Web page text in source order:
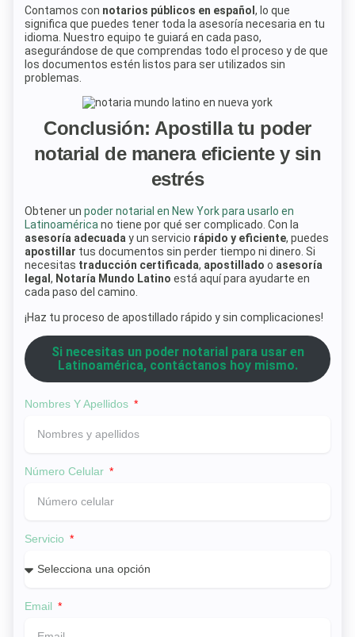
Contamos con notarios públicos en español , lo que
significa que puedes tener toda la asesoría necesaria en tu
idioma. Nuestro equipo te guiará en cada paso,
asegurándose de que comprendas todo el proceso y de que
los documentos estén listos para ser utilizados sin
problemas.
Conclusión: Apostilla tu poder
notarial de manera eficiente y sin
estrés
Obtener un poder notarial en New York para usarlo en
Latinoaméricano tiene por qué ser complicado. Con la
asesoría adecuaday un servicio rápido y eficiente, puedes
apostillar tus documentos sin perder tiempo ni dinero. Si
necesitas traducción certificada, apostillado o asesoría
legal , Notaría Mundo Latino está aquí para ayudarte en
cada paso del camino.
¡Haz tu proceso de apostillado rápido y sin complicaciones!
Si necesitas un poder notarial para usar en
Latinoamérica, contáctanos hoy mismo.
Nombres Y Apellidos
Número Celular
Servicio
Email